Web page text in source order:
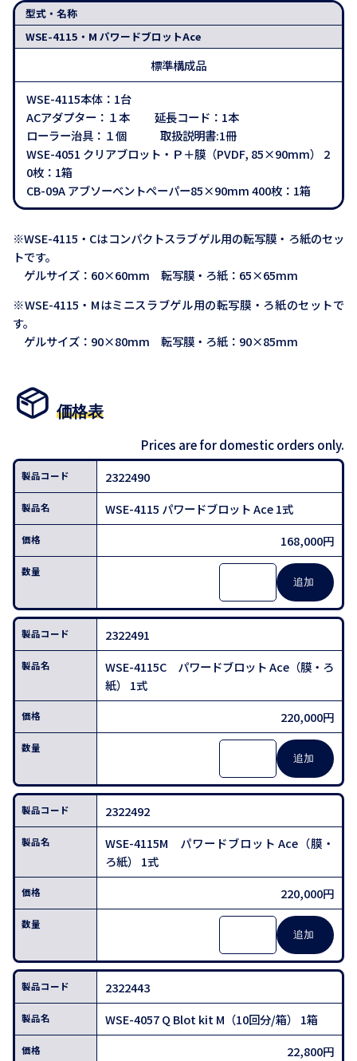
型式・名称
WSE-4115・M パワードブロットAce
標準構成品
WSE-4115本体：1台
ACアダプター：１本 延長コード：1本
ローラー治具：１個 取扱説明書:1冊
WSE-4051 クリアブロット・Ｐ＋膜（PVDF, 85×90mm） 2
0枚：1箱
CB-09A アブソーベントペーパー85×90mm 400枚：1箱
※WSE-4115・Cはコンパクトスラブゲル用の転写膜・ろ紙のセッ
トです。
ゲルサイズ：60×60mm 転写膜・ろ紙：65×65mm
※WSE-4115・Mはミニスラブゲル用の転写膜・ろ紙のセットで
す。
ゲルサイズ：90×80mm 転写膜・ろ紙：90×85mm
価格表
Prices are for domestic orders only.
2322490
WSE-4115 パワードブロット Ace 1式
168,000円
2322491
WSE-4115C パワードブロット Ace（膜・ろ
紙） 1式
220,000円
2322492
WSE-4115M パワードブロット Ace（膜・
ろ紙） 1式
220,000円
2322443
WSE-4057 Q Blot kit M（10回分/箱） 1箱
22,800円